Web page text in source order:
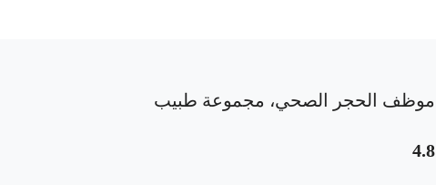
موظف الحجر الصحي، مجموعة طبيب
4.8